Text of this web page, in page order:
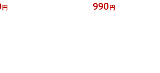
円 990 円